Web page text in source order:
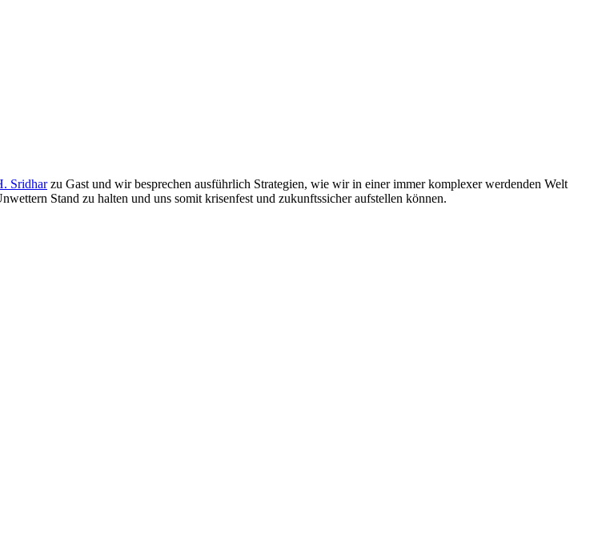
Sridharzu Gast und wir besprechen ausführlich Strategien, wie wir in einer immer komplexer werdenden Welt
Stand zu halten und uns somit krisenfest und zukunftssicher aufstellen können.